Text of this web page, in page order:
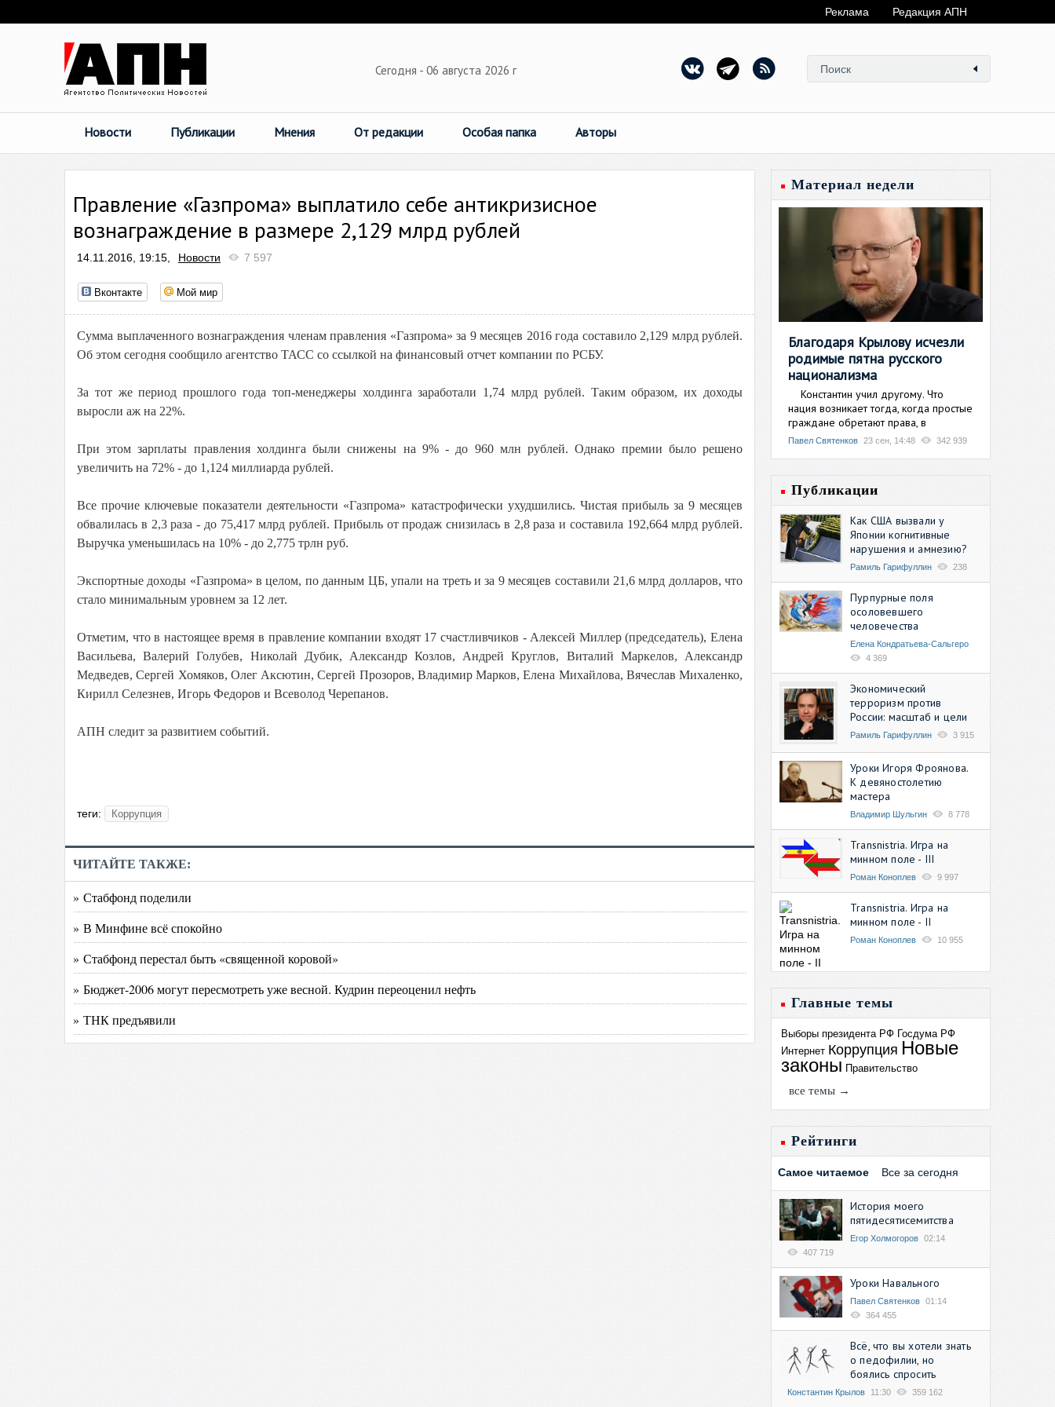
Реклама Редакция АПН
Сегодня - 06 августа 2026 г
Новости Публикации Мнения От редакции Особая папка Авторы
Правление «Газпрома» выплатило себе антикризисное
вознаграждение в размере 2,129 млрд рублей
14.11.2016, 19:15, Новости 7 597
Вконтакте Мой мир
Сумма выплаченного вознаграждения членам правления «Газпрома» за 9 месяцев 2016 года составило 2,129 млрд рублей.
Об этом сегодня сообщило агентство ТАСС со ссылкой на финансовый отчет компании по РСБУ.
За тот же период прошлого года топ-менеджеры холдинга заработали 1,74 млрд рублей. Таким образом, их доходы
выросли аж на 22%.
При этом зарплаты правления холдинга были снижены на 9% - до 960 млн рублей. Однако премии было решено
увеличить на 72% - до 1,124 миллиарда рублей.
Все прочие ключевые показатели деятельности «Газпрома» катастрофически ухудшились. Чистая прибыль за 9 месяцев
обвалилась в 2,3 раза - до 75,417 млрд рублей. Прибыль от продаж снизилась в 2,8 раза и составила 192,664 млрд рублей.
Выручка уменьшилась на 10% - до 2,775 трлн руб.
Экспортные доходы «Газпрома» в целом, по данным ЦБ, упали на треть и за 9 месяцев составили 21,6 млрд долларов, что
стало минимальным уровнем за 12 лет.
Отметим, что в настоящее время в правление компании входят 17 счастливчиков - Алексей Миллер (председатель), Елена
Васильева, Валерий Голубев, Николай Дубик, Александр Козлов, Андрей Круглов, Виталий Маркелов, Александр
Медведев, Сергей Хомяков, Олег Аксютин, Сергей Прозоров, Владимир Марков, Елена Михайлова, Вячеслав Михаленко,
Кирилл Селезнев, Игорь Федоров и Всеволод Черепанов.
АПН следит за развитием событий.
теги: Коррупция
ЧИТАЙТЕ ТАКЖЕ:
» Стабфонд поделили
» В Минфине всё спокойно
» Стабфонд перестал быть «священной коровой»
» Бюджет-2006 могут пересмотреть уже весной. Кудрин переоценил нефть
» ТНК предъявили
Материал недели
Благодаря Крылову исчезли
родимые пятна русского
национализма
Константин учил другому. Что
нация возникает тогда, когда простые
граждане обретают права, в
Павел Святенков 23 сен, 14:48 342 939
Публикации
Как США вызвали у
Японии когнитивные
нарушения и амнезию?
Рамиль Гарифуллин 238
Пурпурные поля
осоловевшего
человечества
Елена Кондратьева-Сальгеро
4 369
Экономический
терроризм против
России: масштаб и цели
Рамиль Гарифуллин 3 915
Уроки Игоря Фроянова.
К девяностолетию
мастера
Владимир Шульгин 8 778
Transnistria. Игра на
минном поле - III
Роман Коноплев 9 997
Transnistria. Игра на
минном поле - II
Роман Коноплев 10 955
Главные темы
Выборы президента РФ Госдума РФ
Интернет Коррупция Новые
законы Правительство
все темы →
Рейтинги
Самое читаемое Все за сегодня
История моего
пятидесятисемитства
Егор Холмогоров 02:14
407 719
Уроки Навального
Павел Святенков 01:14
364 455
Всё, что вы хотели знать
о педофилии, но
боялись спросить
Константин Крылов 11:30 359 162